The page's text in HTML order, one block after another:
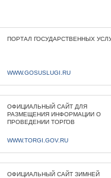
ПОРТАЛ ГОСУДАРСТВЕННЫХ
WWW.GOSUSLUGI.RU
ОФИЦИАЛЬНЫЙ САЙТ ДЛЯ
РАЗМЕЩЕНИЯ ИНФОРМАЦИИ О
ПРОВЕДЕНИИ ТОРГОВ
WWW.TORGI.GOV.RU
ОФИЦИАЛЬНЫЙ САЙТ ЗИМНЕЙ